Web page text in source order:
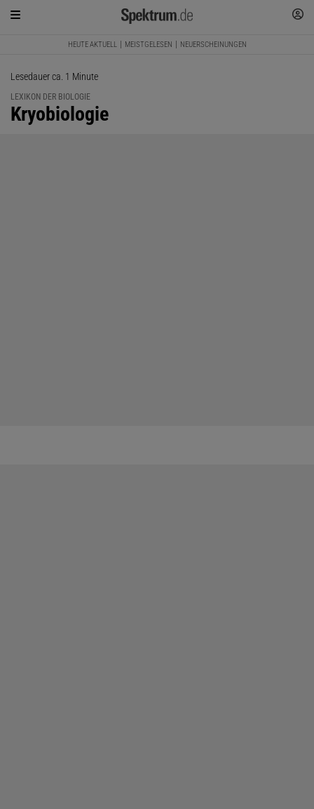
HEUTE AKTUELL MEISTGELESEN NEUERSCHEINUNGEN
Lesedauer ca. 1 Minute
LEXIKON DER BIOLOGIE
:
Kryobiologie